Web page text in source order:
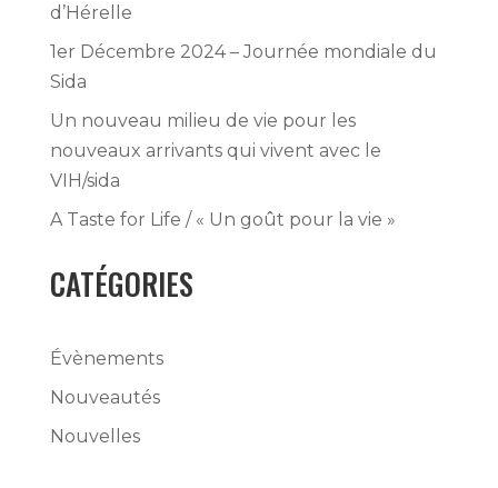
d’Hérelle
1er Décembre 2024 – Journée mondiale du
Sida
Un nouveau milieu de vie pour les
nouveaux arrivants qui vivent avec le
VIH/sida
A Taste for Life / « Un goût pour la vie »
CATÉGORIES
Évènements
Nouveautés
Nouvelles